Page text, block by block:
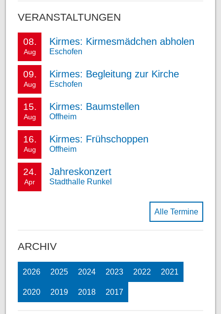
VERANSTALTUNGEN
08.
Aug
Kirmes: Kirmesmädchen abholen
Eschofen
09.
Aug
Kirmes: Begleitung zur Kirche
Eschofen
15.
Aug
Kirmes: Baumstellen
Offheim
16.
Aug
Kirmes: Frühschoppen
Offheim
24.
Apr
Jahreskonzert
Stadthalle Runkel
Alle Termine
ARCHIV
2026 2025 2024 2023 2022 2021
2020 2019 2018 2017